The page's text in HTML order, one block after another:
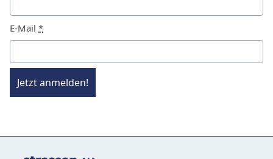
E-Mail *
Jetzt anmelden!